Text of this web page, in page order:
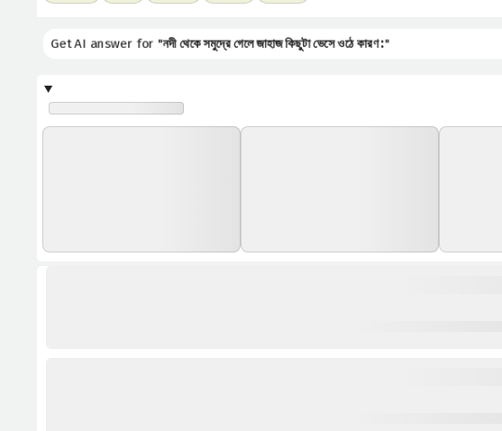
Get AI answer for "নদী থেকে সমুদ্রে গেলে জাহাজ কিছুটা ভেসে ওঠে কারণ :"